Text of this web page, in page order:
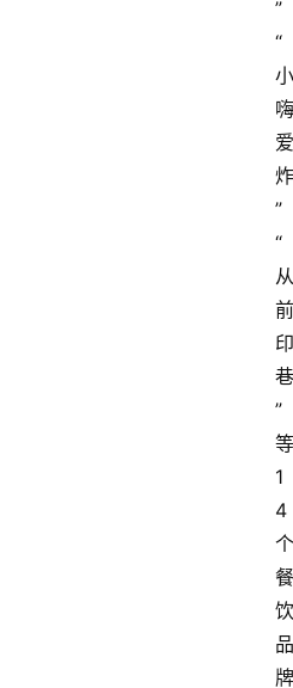
”
“
小
嗨
爱
炸
”
“
从
前
印
巷
”
等
1
4
个
餐
饮
品
牌